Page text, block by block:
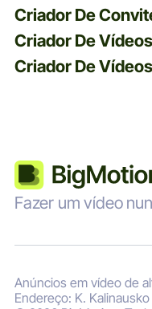
Criador De
Criador De
Criador De
Fazer um vídeo
Anúncios em vídeo de
Endereço: K.